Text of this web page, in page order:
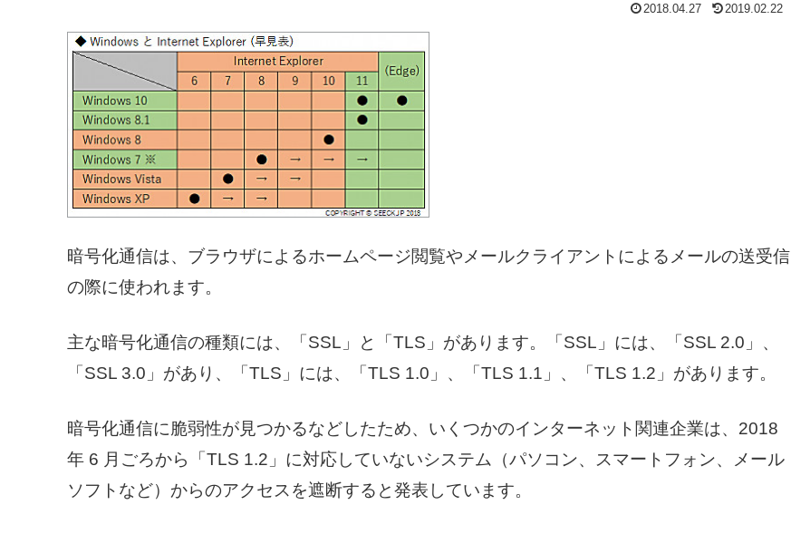
2018.04.27 2019.02.22
暗号化通信は、ブラウザによるホームページ閲覧やメールクライアントによるメールの送受信
の際に使われます。
主な暗号化通信の種類には、「SSL」と「TLS」があります。「SSL」には、「SSL 2.0」、
「SSL 3.0」があり、「TLS」には、「TLS 1.0」、「TLS 1.1」、「TLS 1.2」があります。
暗号化通信に脆弱性が見つかるなどしたため、いくつかのインターネット関連企業は、2018
年 6 月ごろから「TLS 1.2」に対応していないシステム（パソコン、スマートフォン、メール
ソフトなど）からのアクセスを遮断すると発表しています。